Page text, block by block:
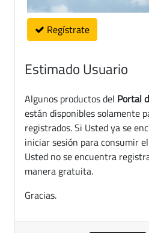
Regístrate
Estimado Usuario
Algunos productos del Portal
están disponibles solamente
registrados. Si Usted ya se
iniciar sesión para consumir
Usted no se encuentra
manera gratuita.
Gracias.